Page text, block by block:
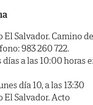
El Salvador. Camino
983 260 722.
a las 10:00 horas
día 10, a las 13:30
El Salvador. Acto